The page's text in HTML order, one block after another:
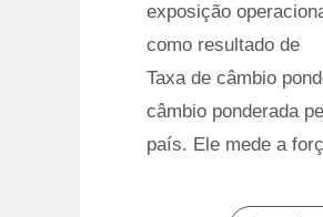
exposição
como resultado de
Taxa de câmbio
câmbio ponderada
país. Ele mede a